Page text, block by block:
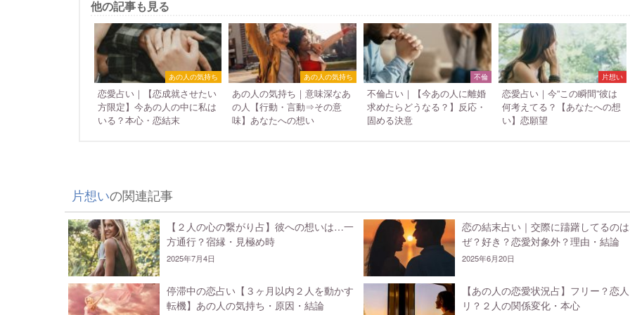
他の記事も見る
あの人の気持ち
恋愛占い｜【恋成就させたい
方限定】今あの人の中に私は
いる？本心・恋結末
あの人の気持ち
あの人の気持ち｜意味深なあ
の人【行動・言動⇒その意
味】あなたへの想い
不倫
不倫占い｜【今あの人に離婚
求めたらどうなる？】反応・
固める決意
片想い
恋愛占い｜今”この瞬間”彼は
何考えてる？【あなたへの想
い】恋願望
片想いの関連記事
【２人の心の繋がり占】彼への想いは…一
方通行？宿縁・見極め時
2025年7月4日
恋の結末占い｜交際に躊躇してるの
ぜ？好き？恋愛対象外？理由・結論
2025年6月20日
停滞中の恋占い【３ヶ月以内２人を動かす
転機】あの人の気持ち・原因・結論
【あの人の恋愛状況占】フリー？恋
リ？２人の関係変化・本心